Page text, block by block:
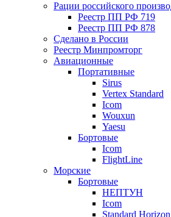
Рации российского
Реестр ПП РФ 719
Реестр ПП РФ 878
Сделано в России
Реестр Минпромторг
Авиационные
Портативные
Sirus
Vertex Standard
Icom
Wouxun
Yaesu
Бортовые
Icom
FlightLine
Морские
Бортовые
НЕПТУН
Icom
Standard Horizon